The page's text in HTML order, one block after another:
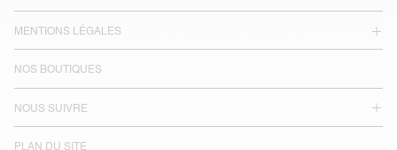
MENTIONS LÉGALES
NOS BOUTIQUES
NOUS SUIVRE
PLAN DU SITE